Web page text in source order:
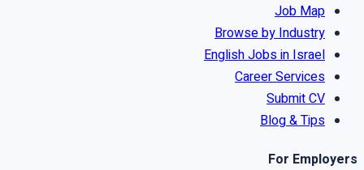
Job Map
Browse by Industry
English Jobs in Israel
Career Services
Submit CV
Blog & Tips
For Employers